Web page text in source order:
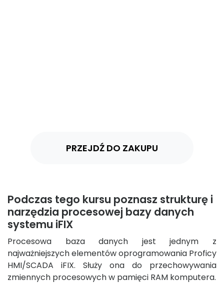
PRZEJDŹ DO ZAKUPU
Podczas tego kursu poznasz strukturę i
narzędzia procesowej bazy danych
systemu iFIX
Procesowa baza danych jest jednym z
najważniejszych elementów oprogramowania Proficy
HMI/SCADA iFIX. Służy ona do przechowywania
zmiennych procesowych w pamięci RAM komputera.